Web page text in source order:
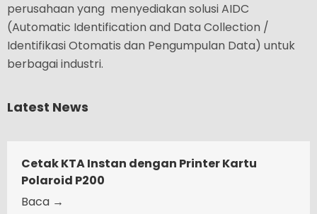
perusahaan yang menyediakan solusi AIDC
(Automatic Identification and Data Collection /
Identifikasi Otomatis dan Pengumpulan Data) untuk
berbagai industri.
Latest News
Cetak KTA Instan dengan Printer Kartu
Polaroid P200
Baca →